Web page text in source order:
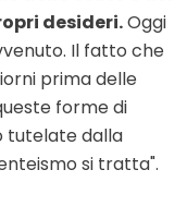
desideri.Oggi
Il fatto che
prima delle
forme di
tutelate dalla
si tratta".